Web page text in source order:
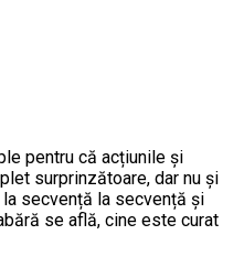
pentru că acțiunile și
surprinzătoare, dar nu și
secvență la secvență și
se află, cine este curat